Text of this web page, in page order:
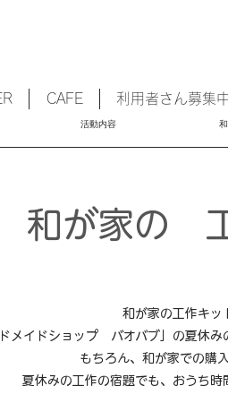
CAFE 利用者さん募集
活動内容
和が家の
和が家の工作キッ
ドメイドショップ バオバブ」の夏休
もちろん、和が家での購
夏休みの工作の宿題でも、おうち時